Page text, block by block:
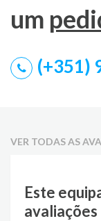
um
(+351)
VER TODAS AS
Este
avaliações